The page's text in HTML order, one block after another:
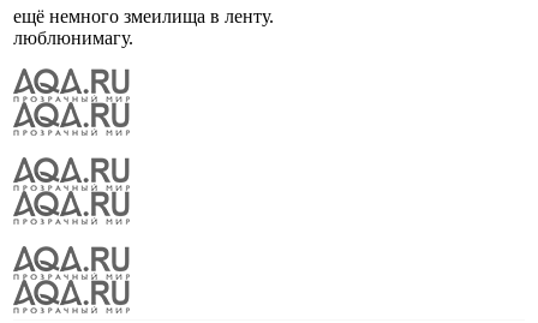
ещё немного змеилища в ленту.
люблюнимагу.